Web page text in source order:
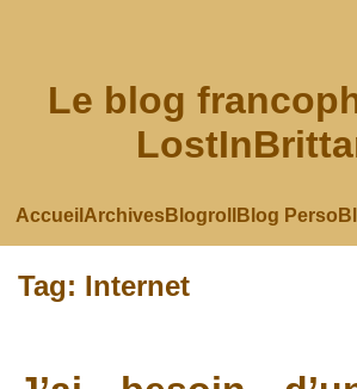
Le blog
Accueil ArchivesBlogroll Blog Perso
Tag: Internet